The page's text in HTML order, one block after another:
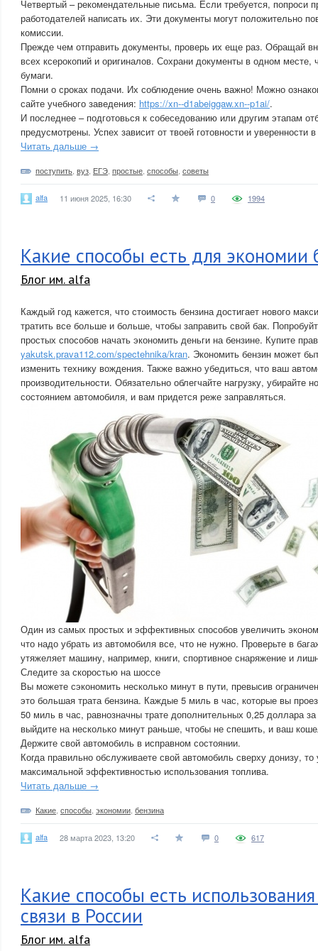
Четвертый – рекомендательные письма. Если требуется, попроси
работодателей написать их. Эти документы могут положительно
комиссии.
Прежде чем отправить документы, проверь их еще раз. Обращай
всех ксерокопий и оригиналов. Сохрани документы в одном месте,
бумаги.
Помни о сроках подачи. Их соблюдение очень важно! Можно
сайте учебного заведения: https://xn--d1abeiggaw.xn--p1ai/.
И последнее – подготовься к собеседованию или другим этапам
предусмотрены. Успех зависит от твоей готовности и уверенности
Читать дальше →
поступить вуз ЕГЭ простые способы советы
alfa 11 июня 2025, 16:30 0 1994
Какие способы есть для экономии
Блог им. alfa
Каждый год кажется, что стоимость бензина достигает нового
тратить все больше и больше, чтобы заправить свой бак.
простых способов начать экономить деньги на бензине. Купите
yakutsk.prava112.com/spectehnika/kran. Экономить бензин может
изменить технику вождения. Также важно убедиться, что ваш
производительности. Обязательно облегчайте нагрузку, убирайте
состоянием автомобиля, и вам придется реже заправляться.
Один из самых простых и эффективных способов увеличить
что надо убрать из автомобиля все, что не нужно. Проверьте в
утяжеляет машину, например, книги, спортивное снаряжение и
Следите за скоростью на шоссе
Вы можете сэкономить несколько минут в пути, превысив
это большая трата бензина. Каждые 5 миль в час, которые вы
50 миль в час, равнозначны трате дополнительных 0,25 доллара
выйдите на несколько минут раньше, чтобы не спешить, и ваш
Держите свой автомобиль в исправном состоянии.
Когда правильно обслуживаете свой автомобиль сверху донизу, то
максимальной эффективностью использования топлива.
Читать дальше →
Какие способы экономии бензина
alfa 28 марта 2023, 13:20 0 617
Какие способы есть
связи в России
Блог им. alfa